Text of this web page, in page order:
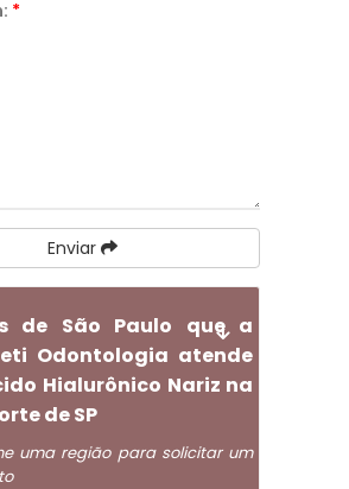
*
Enviar
de São Paulo que a
Odontologia atende
Hialurônico Nariz na
de SP
uma região para solicitar um